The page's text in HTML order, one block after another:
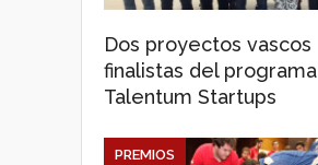
Dos proyectos vascos
finalistas del programa
Talentum Startups
PREMIOS